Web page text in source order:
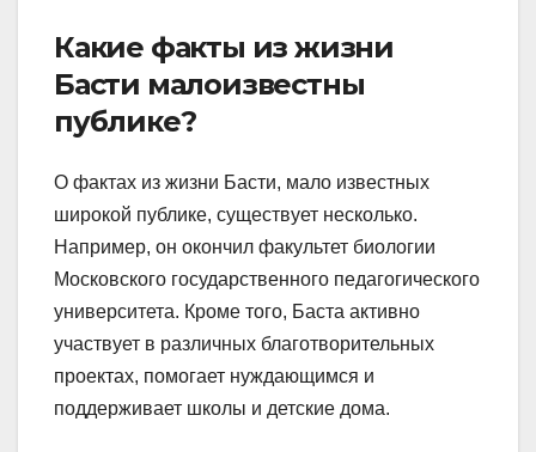
Какие факты из жизни
Басти малоизвестны
публике?
О фактах из жизни Басти, мало известных
широкой публике, существует несколько.
Например, он окончил факультет биологии
Московского государственного педагогического
университета. Кроме того, Баста активно
участвует в различных благотворительных
проектах, помогает нуждающимся и
поддерживает школы и детские дома.